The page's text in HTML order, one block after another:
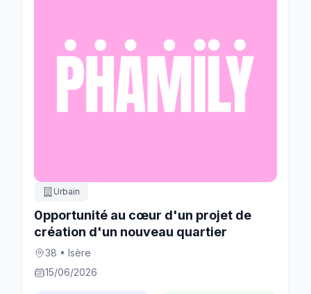
Urbain
0pportunité au cœur d'un projet de
création d'un nouveau quartier
38 • Isère
15/06/2026